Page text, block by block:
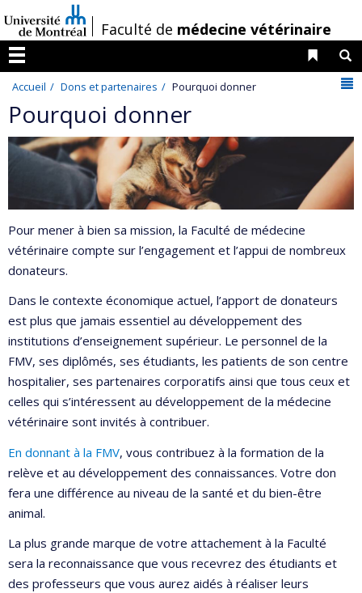
au
contenu
/Faculté de médecine vétérinaire
Menu
Liens
Accueil Dons et partenaires Pourquoi donner
Pourquoi donner
Pour mener à bien sa mission, la Faculté de médecine
vétérinaire compte sur l’engagement et l’appui de nombreux
donateurs.
Dans le contexte économique actuel, l’apport de donateurs
est plus que jamais essentiel au développement des
institutions d’enseignement supérieur. Le personnel de la
FMV, ses diplômés, ses étudiants, les patients de son centre
hospitalier, ses partenaires corporatifs ainsi que tous ceux et
celles qui s’intéressent au développement de la médecine
vétérinaire sont invités à contribuer.
En donnant à la FMV, vous contribuez à la formation de la
relève et au développement des connaissances. Votre don
fera une différence au niveau de la santé et du bien-être
animal.
La plus grande marque de votre attachement à la Faculté
sera la reconnaissance que vous recevrez des étudiants et
des professeurs que vous aurez aidés à réaliser leurs